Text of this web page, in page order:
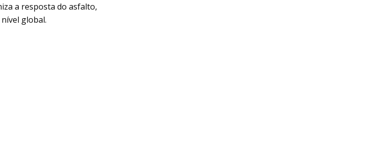
a resposta do asfalto,
global.